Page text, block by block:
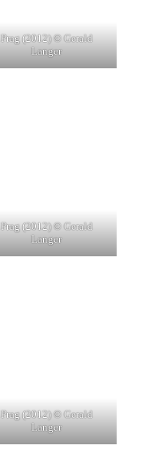
Prag (2012) © Gerald
Langer
Prag (2012) © Gerald
Langer
Prag (2012) © Gerald
Langer